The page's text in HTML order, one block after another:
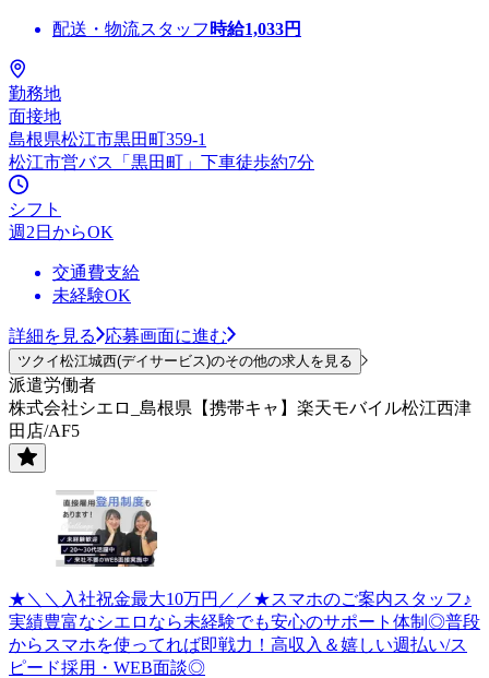
配送・物流スタッフ 時給1,033円
勤務地
面接地
島根県松江市黒田町359-1
松江市営バス「黒田町」下車徒歩約7分
シフト
週2日からOK
交通費支給
未経験OK
詳細を見る 応募画面に進む
ツクイ松江城西(デイサービス)のその他の求人を見る
派遣労働者
株式会社シエロ_島根県【携帯キャ】楽天モバイル松江西津
田店/AF5
★＼＼入社祝金最大10万円／／★スマホのご案内スタッフ♪
実績豊富なシエロなら未経験でも安心のサポート体制◎普段
からスマホを使ってれば即戦力！高収入＆嬉しい週払い/ス
ピード採用・WEB面談◎